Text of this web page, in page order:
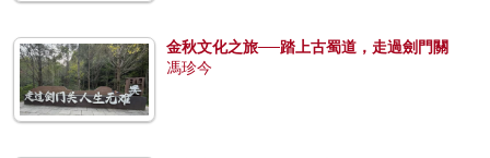
金秋文化之旅──踏上古蜀道，走過劍門關
馮珍今